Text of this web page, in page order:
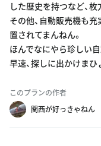
した歴史を持つなど、枚
その他、自動販売機も
置されてまんねん。
ほんでなにやら珍しい
早速、探しに出かけまひ
このプランの作者
関西が好っきゃねん